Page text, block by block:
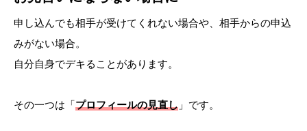
申し込んでも相手が受けてくれない場合や、相手からの申込
みがない場合。
自分自身でデキることがあります。
その一つは「プロフィールの見直し 」です。